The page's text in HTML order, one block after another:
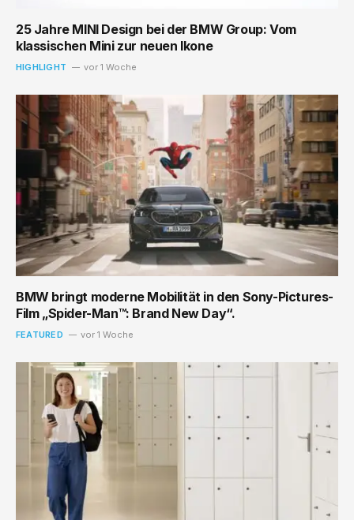
25 Jahre MINI Design bei der BMW Group: Vom
klassischen Mini zur neuen Ikone
HIGHLIGHT vor 1 Woche
BMW bringt moderne Mobilität in den Sony-Pictures-
Film „Spider-Man™: Brand New Day“.
FEATURED vor 1 Woche